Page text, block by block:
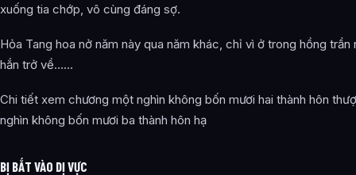
xuống tia chớp, vô cùng đáng sợ.
Hỏa Tang hoa nở năm này qua năm khác, chỉ vì ở trong hồng trần
hắn trở về……
Chi tiết xem chương một nghìn không bốn mươi hai thành hôn
nghìn không bốn mươi ba thành hôn hạ
BỊ BẮT VÀO DỊ VỰC